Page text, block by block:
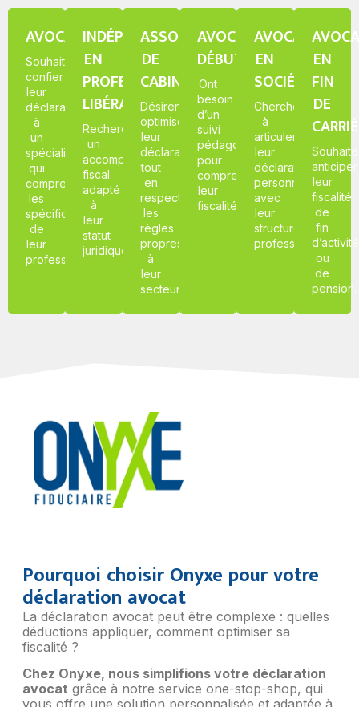
AVOCATS
Souhaitent
confier
leur
déclaration
à
un
spécialiste
qui
comprend
les
spécificités
de
leur
profession.
INDÉPENDANTS
EN
PROFESSION
LIBÉRALE
Recherchent
un
accompagnement
fiscal
adapté
à
leur
statut
juridique.
ASSOCIÉS
DE
CABINETS
Désirent
optimiser
leur
déclaration
tout
en
respectant
les
règles
propres
à
leur
secteur.
AVOCATS
DÉBUTANTS
Ont
besoin
d’un
suivi
pédagogique
pour
comprendre
leur
fiscalité.
AVOCATS
EN
SOCIÉTÉ
Cherchent
à
articuler
leur
déclaration
personnelle
avec
leur
structure
professionnelle.
EN
FIN
DE
anticiper
leur
fiscalité
de
fin
d’activité
ou
de
pension.
Pourquoi choisir Onyxe pour votre
déclaration avocat
La déclaration avocat peut être complexe : quelles
déductions appliquer, comment optimiser sa
fiscalité ?
Chez Onyxe, nous simplifions votre déclaration
avocat grâce à notre service one-stop-shop, qui